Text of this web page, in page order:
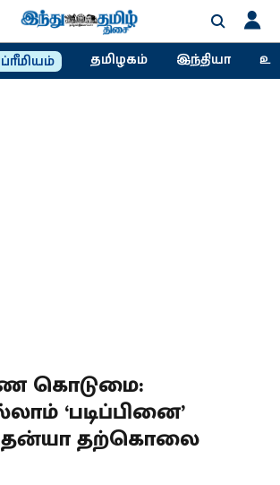
ப்ரீமியம் தமிழகம் இந்தியா
கொடுமை:
‘படிப்பினை’
தற்கொலை